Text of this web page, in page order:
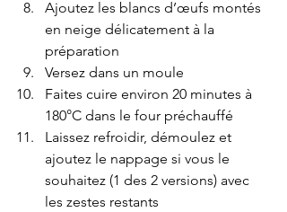
Ajoutez les blancs d’œufs montés
en neige délicatement à la
préparation
Versez dans un moule
Faites cuire environ 20 minutes à
180°C dans le four préchauffé
Laissez refroidir, démoulez et
ajoutez le nappage si vous le
souhaitez (1 des 2 versions) avec
les zestes restants